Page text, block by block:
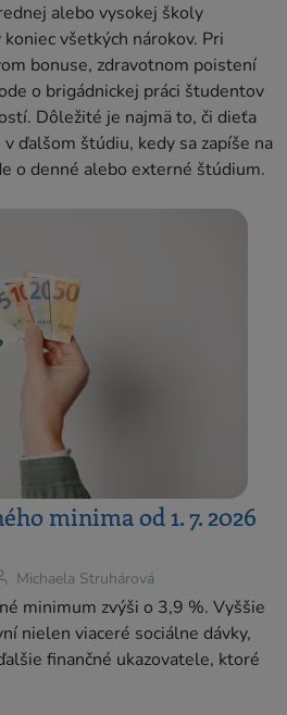
alebo vysokej školy
všetkých nárokov. Pri
bonuse, zdravotnom poistení
o brigádnickej práci študentov
Dôležité je najmä to, či dieťa
ďalšom štúdiu, kedy sa zapíše na
o denné alebo externé štúdium.
minima od 1. 7. 2026
Michaela Struhárová
minimum zvýši o 3,9 %. Vyššie
nielen viaceré sociálne dávky,
finančné ukazovatele, ktoré